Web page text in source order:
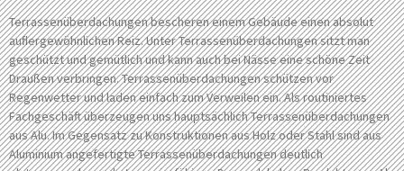
Terrassenüberdachungen bescheren einem Gebäude einen absolut
auﬂergewöhnlichen Reiz. Unter Terrassenüberdachungen sitzt man
geschützt und gemütlich und kann auch bei Nässe eine schöne Zeit
Draußen verbringen. Terrassenüberdachungen schützen vor
Regenwetter und laden einfach zum Verweilen ein. Als routiniertes
Fachgeschäft überzeugen uns hauptsächlich Terrassenüberdachungen
aus Alu. Im Gegensatz zu Konstruktionen aus Holz oder Stahl sind aus
Aluminium angefertigte Terrassenüberdachungen deutlich